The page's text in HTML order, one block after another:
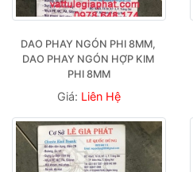
DAO PHAY NGÓN PHI 8MM,
DAO PHAY NGÓN HỢP KIM
PHI 8MM
Giá: Liên Hệ